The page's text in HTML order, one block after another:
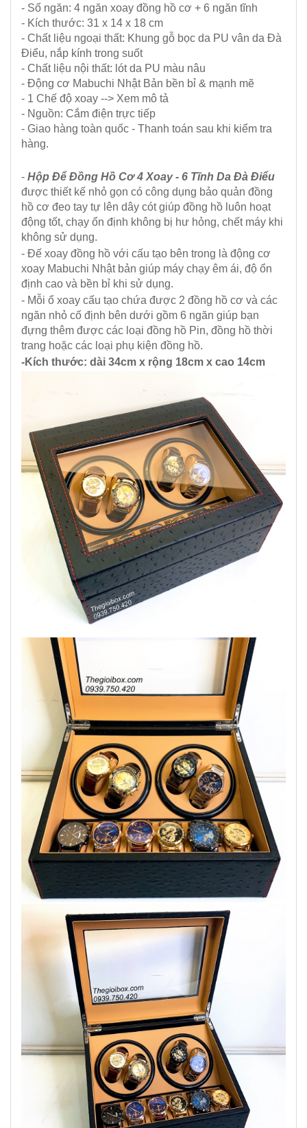
- Số ngăn: 4 ngăn xoay đồng hồ cơ + 6 ngăn tĩnh
- Kích thước: 31 x 14 x 18 cm
- Chất liệu ngoại thất: Khung gỗ bọc da PU vân da Đà
Điểu, nắp kính trong suốt
- Chất liệu nội thất: lót da PU màu nâu
- Động cơ Mabuchi Nhật Bản bền bỉ & mạnh mẽ
- 1 Chế độ xoay --> Xem mô tả
- Nguồn: Cắm điện trực tiếp
- Giao hàng toàn quốc - Thanh toán sau khi kiểm tra
hàng.
- Hộp Để Đồng Hồ Cơ 4 Xoay - 6 Tĩnh Da Đà Điểu
được thiết kế nhỏ gọn có công dụng bảo quản đồng
hồ cơ đeo tay tự lên dây cót giúp đồng hồ luôn hoạt
động tốt, chạy ổn định không bị hư hỏng, chết máy khi
không sử dụng.
- Đế xoay đồng hồ với cấu tạo bên trong là động cơ
xoay Mabuchi Nhật bản giúp máy chạy êm ái, độ ổn
định cao và bền bỉ khi sử dụng.
- Mỗi ổ xoay cấu tạo chứa được 2 đồng hồ cơ và các
ngăn nhỏ cố định bên dưới gồm 6 ngăn giúp bạn
đựng thêm được các loại đồng hồ Pin, đồng hồ thời
trang hoặc các loại phụ kiện đồng hồ.
-Kích thước: dài 34cm x rộng 18cm x cao 14cm